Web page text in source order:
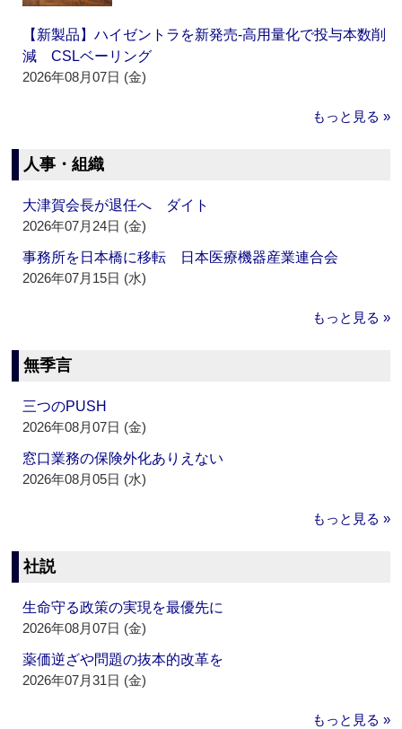
【新製品】ハイゼントラを新発売‐高用量化で投与本数削
減 CSLベーリング
2026年08月07日 (金)
もっと見る »
人事・組織
大津賀会長が退任へ ダイト
2026年07月24日 (金)
事務所を日本橋に移転 日本医療機器産業連合会
2026年07月15日 (水)
もっと見る »
無季言
三つのPUSH
2026年08月07日 (金)
窓口業務の保険外化ありえない
2026年08月05日 (水)
もっと見る »
社説
生命守る政策の実現を最優先に
2026年08月07日 (金)
薬価逆ざや問題の抜本的改革を
2026年07月31日 (金)
もっと見る »